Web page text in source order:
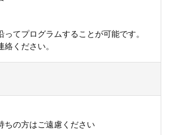
てプログラムすることが可能です。
ください。
ちの方はご遠慮ください